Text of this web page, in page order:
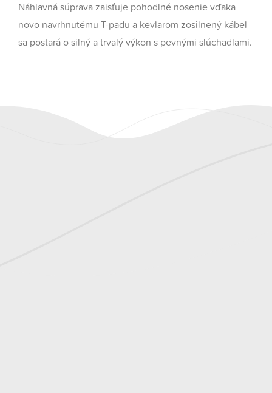
Náhlavná súprava zaisťuje pohodlné nosenie vďaka
novo navrhnutému T-padu a kevlarom zosilnený kábel
sa postará o silný a trvalý výkon s pevnými slúchadlami.